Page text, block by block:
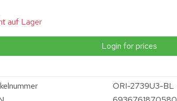
auf Lager
Login for prices
ORI-2739U3-BL